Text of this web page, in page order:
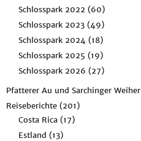
Schlosspark 2022 (60)
Schlosspark 2023 (49)
Schlosspark 2024 (18)
Schlosspark 2025 (19)
Schlosspark 2026 (27)
Pfatterer Au und Sarchinger Weiher
Reiseberichte (201)
Costa Rica (17)
Estland (13)